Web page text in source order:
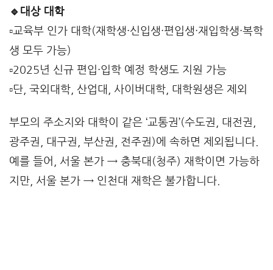
🔹대상 대학
▫️교육부 인가 대학(재학생·신입생·편입생·재입학생·복학
생 모두 가능)
▫️2025년 신규 편입·입학 예정 학생도 지원 가능
▫️단, 국외대학, 산업대, 사이버대학, 대학원생은 제외
부모의 주소지와 대학이 같은 ‘교통권’(수도권, 대전권,
광주권, 대구권, 부산권, 전주권)에 속하면 제외됩니다.
예를 들어, 서울 본가 → 충북대(청주) 재학이면 가능하
지만, 서울 본가 → 인천대 재학은 불가합니다.